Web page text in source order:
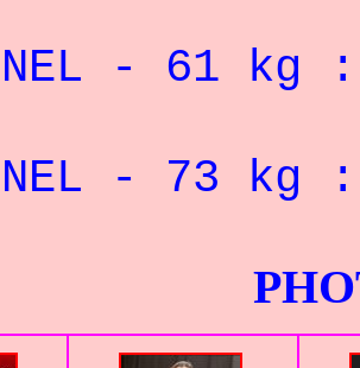
- 61
- 73